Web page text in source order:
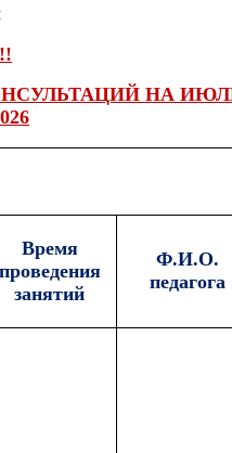
НА
Время
проведения
занятий
Ф.И.О.
педагога